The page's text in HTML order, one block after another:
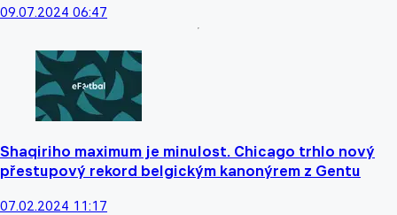
09.07.2024 06:47
Shaqiriho maximum je minulost. Chicago trhlo nový
přestupový rekord belgickým kanonýrem z Gentu
07.02.2024 11:17